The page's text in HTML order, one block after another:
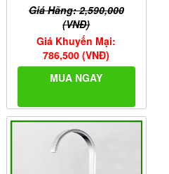
Giá Hãng: 2,590,000
(VNĐ)
Giá Khuyến Mại:
786,500 (VNĐ)
MUA NGAY